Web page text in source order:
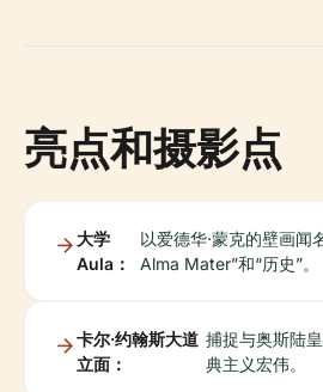
亮点和摄影点
大学
Aula：
以爱德华·蒙克的壁画闻
Alma Mater”和“历史”。
卡尔·约翰斯大道
立面：
捕捉与奥斯陆
典主义宏伟。